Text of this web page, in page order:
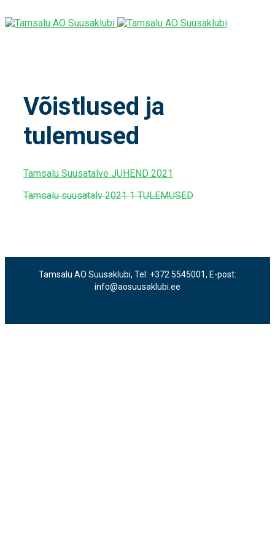
Võistlused ja
tulemused
Tamsalu Suusatalve JUHEND 2021
Tamsalu suusatalv 2021 1 TULEMUSED
Tamsalu AO Suusaklubi, Tel: +372 5545001, E-post:
info@aosuusaklubi.ee